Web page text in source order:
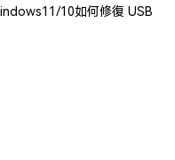
10如何修復 USB